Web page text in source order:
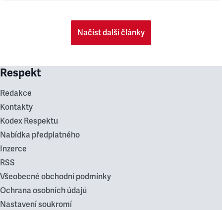
Načíst další články
Respekt
Redakce
Kontakty
Kodex Respektu
Nabídka předplatného
Inzerce
RSS
Všeobecné obchodní podmínky
Ochrana osobních údajů
Nastavení soukromí